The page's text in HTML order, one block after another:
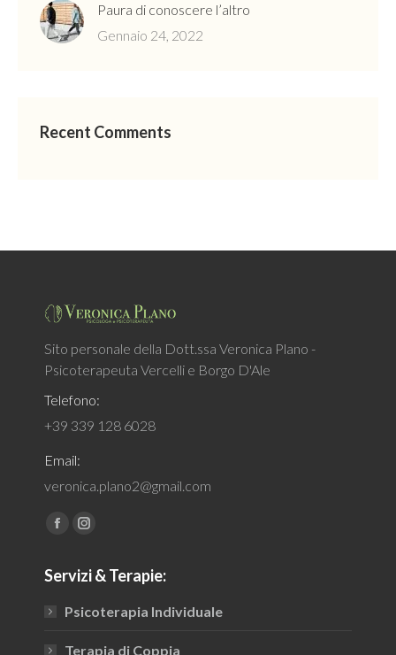
Paura di conoscere l’altro
Gennaio 24, 2022
Recent Comments
Sito personale della Dott.ssa Veronica Plano -
Psicoterapeuta Vercelli e Borgo D'Ale
Telefono:
+39 339 128 6028
Email:
veronica.plano2@gmail.com
Find us on:
Facebook
opens
window
Instagram
opens
window
Servizi & Terapie:
Psicoterapia Individuale
Terapia di Coppia